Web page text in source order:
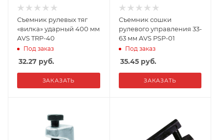
Съемник рулевых тяг
«вилка» ударный 400 мм
AVS TRP-40
Под заказ
32.27 руб.
ЗАКАЗАТЬ
Съемник сошки
рулевого управления 33-
63 мм AVS PSP-01
Под заказ
35.45руб.
ЗАКАЗАТЬ